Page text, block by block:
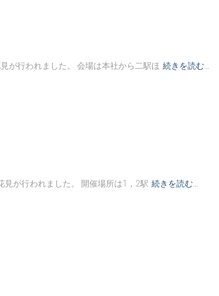
が行われました。 会場は本社から二駅ほ 続きを読む…
が行われました。 開催場所は1，2駅 続きを読む…